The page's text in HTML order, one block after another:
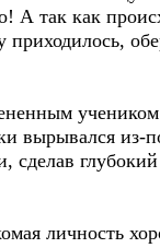
А так как
вырывался из-
сделав
личность